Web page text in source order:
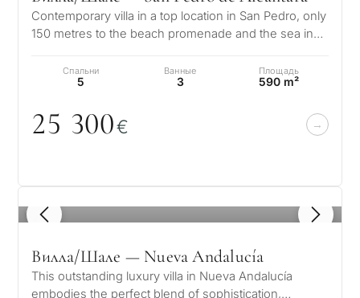
Contemporary villa in a top location in San Pedro, only
150 metres to the beach promenade and the sea in
Спальни
5
Ванные
3
Площадь
590 m²
25 300€
1 / 8
Вилла/Шале — Nueva Andalucía
This outstanding luxury villa in Nueva Andalucía
embodies the perfect blend of sophistication,